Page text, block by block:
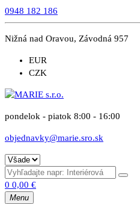
0948 182 186
Nižná nad Oravou, Závodná 957
EUR
CZK
pondelok - piatok 8:00 - 16:00
objednavky@marie.sro.sk
0 0,00 €
Menu